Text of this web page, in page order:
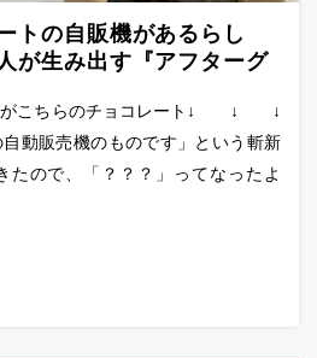
トの自販機があるらし
が生み出す『アフターグ
がこちらのチョコレート↓ ↓ ↓
自動販売機のものです」という斬新
たので、「？？？」ってなったよ